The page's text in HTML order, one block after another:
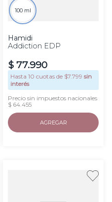
100 ml
Hamidi
Addiction EDP
$ 77.990
Hasta10 cuotas de $7.799 sin
interés
Precio sin impuestos nacionales
$ 64.455
AGREGAR